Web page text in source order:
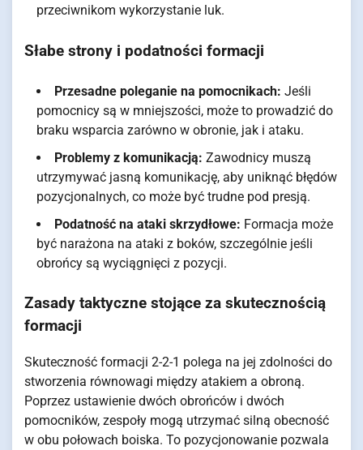
przeciwnikom wykorzystanie luk.
Słabe strony i podatności formacji
Przesadne poleganie na pomocnikach: Jeśli
pomocnicy są w mniejszości, może to prowadzić do
braku wsparcia zarówno w obronie, jak i ataku.
Problemy z komunikacją: Zawodnicy muszą
utrzymywać jasną komunikację, aby uniknąć błędów
pozycjonalnych, co może być trudne pod presją.
Podatność na ataki skrzydłowe: Formacja może
być narażona na ataki z boków, szczególnie jeśli
obrońcy są wyciągnięci z pozycji.
Zasady taktyczne stojące za skutecznością
formacji
Skuteczność formacji 2-2-1 polega na jej zdolności do
stworzenia równowagi między atakiem a obroną.
Poprzez ustawienie dwóch obrońców i dwóch
pomocników, zespoły mogą utrzymać silną obecność
w obu połowach boiska. To pozycjonowanie pozwala